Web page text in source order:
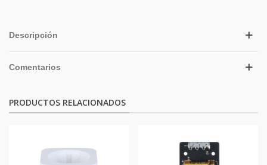
Descripción
Comentarios
PRODUCTOS RELACIONADOS